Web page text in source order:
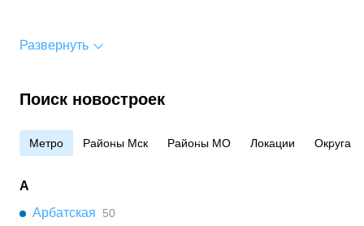
Развернуть
Поиск новостроек
Метро Районы Мск Районы МО Локации Округа
А
Арбатская
50